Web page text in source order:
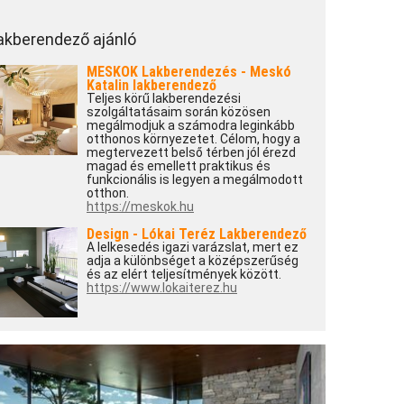
ajánló
MESKOK Lakberendezés - Meskó
Katalin lakberendező
Teljes körű lakberendezési
szolgáltatásaim során közösen
megálmodjuk a számodra leginkább
otthonos környezetet. Célom, hogy a
megtervezett belső térben jól érezd
magad és emellett praktikus és
funkcionális is legyen a megálmodott
otthon.
https://meskok.hu
Design - Lókai Teréz Lakberendező
A lelkesedés igazi varázslat, mert ez
adja a különbséget a középszerűség
és az elért teljesítmények között.
https://www.lokaiterez.hu